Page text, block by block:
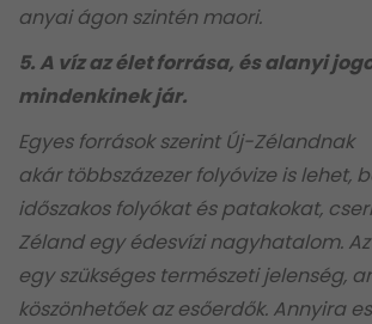
anyai ágon szintén maori.
5. A víz az élet forrása, és alanyi
mindenkinek jár.
Egyes források szerint Új-Zélandnak
akár többszázezer folyóvize is lehet,
időszakos folyókat és patakokat,
Zéland egy édesvízi nagyhatalom.
egy szükséges természeti jelenség,
köszönhetőek az esőerdők. Annyira